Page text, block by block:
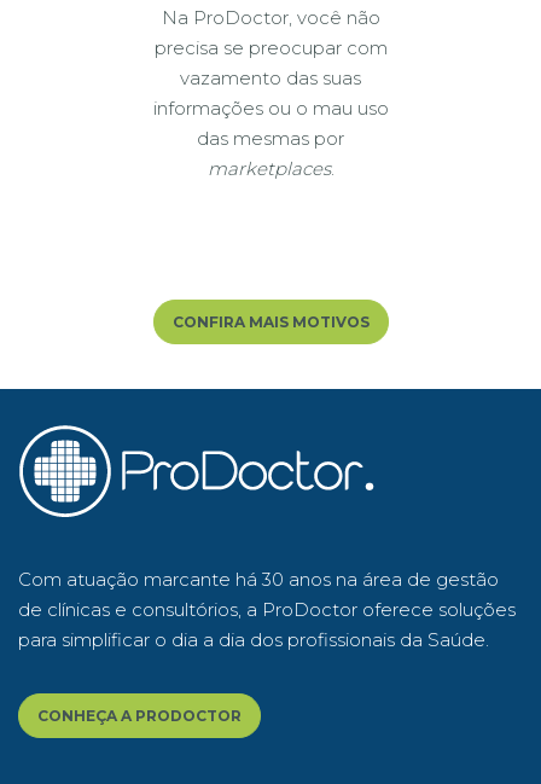
Na ProDoctor, você não
precisa se preocupar com
vazamento das suas
informações ou o mau uso
das mesmas por
marketplaces.
CONFIRA MAIS MOTIVOS
Com atuação marcante há 30 anos na área de gestão
de clínicas e consultórios, a ProDoctor oferece soluções
para simplificar o dia a dia dos profissionais da Saúde.
CONHEÇA A PRODOCTOR